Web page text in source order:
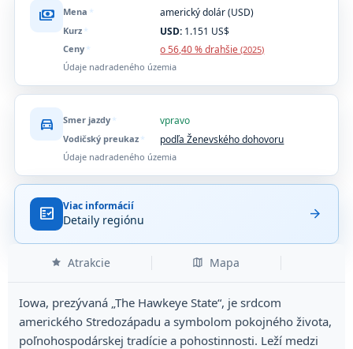
payments Mena * americký dolár (USD)
Kurz * USD: 1.151 US$
Ceny * o 56,40 % drahšie(2025)
Údaje nadradeného územia
directions_car Smer jazdy * vpravo
Vodičský preukaz * podľa Ženevského dohovoru
Údaje nadradeného územia
fact_check Viac informácií
Detaily regiónu arrow_forward
Atrakcie Mapa
Iowa, prezývaná „The Hawkeye State“, je srdcom
amerického Stredozápadu a symbolom pokojného života,
poľnohospodárskej tradície a pohostinnosti. Leží medzi